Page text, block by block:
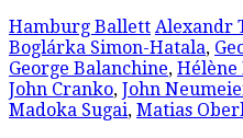
Hamburg Ballett Alexandr
Boglárka Simon-Hatala,
George Balanchine, Hélène
John Cranko, John
Madoka Sugai, Matias